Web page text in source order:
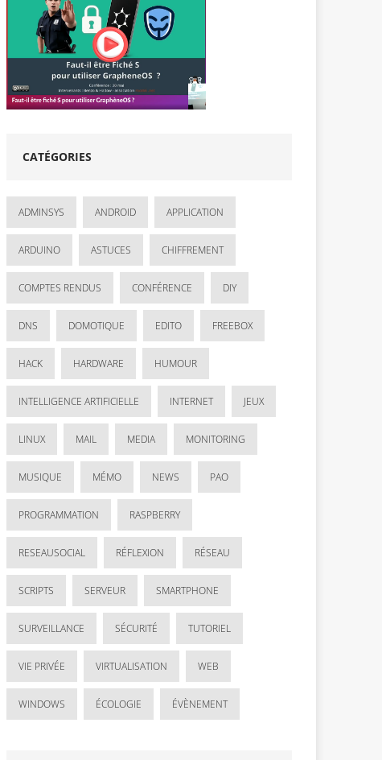
CATÉGORIES
ADMINSYS ANDROID APPLICATION
ARDUINO ASTUCES CHIFFREMENT
COMPTES RENDUS CONFÉRENCE DIY
DNS DOMOTIQUE EDITO FREEBOX
HACK HARDWARE HUMOUR
INTELLIGENCE ARTIFICIELLE INTERNET JEUX
LINUX MAIL MEDIA MONITORING
MUSIQUE MÉMO NEWS PAO
PROGRAMMATION RASPBERRY
RESEAUSOCIAL RÉFLEXION RÉSEAU
SCRIPTS SERVEUR SMARTPHONE
SURVEILLANCE SÉCURITÉ TUTORIEL
VIE PRIVÉE VIRTUALISATION WEB
WINDOWS ÉCOLOGIE ÉVÈNEMENT